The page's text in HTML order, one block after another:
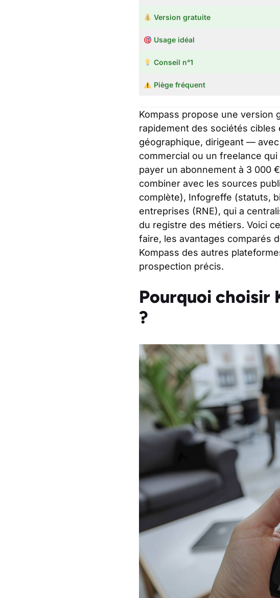
Version gratuite
Usage idéal
Conseil n°1
Piège fréquent
Kompass propose une version
rapidement des sociétés cibles
géographique, dirigeant —
commercial ou un freelance
payer un abonnement à 3 000
combiner avec les sources
complète), Infogreffe (statuts,
entreprises (RNE), qui a
du registre des métiers. Voici
faire, les avantages comparés
Kompass des autres
prospection précis.
Pourquoi choisir
?